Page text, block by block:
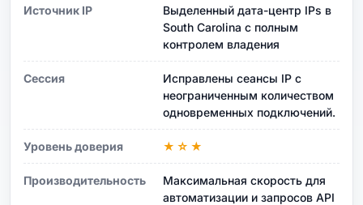
Источник IP
Выделенный дата-центр IPs в
South Carolina с полным
контролем владения
Сессия
Исправлены сеансы IP с
неограниченным количеством
одновременных подключений.
Уровень доверия ★☆★
Производительность
Максимальная скорость для
автоматизации и запросов API